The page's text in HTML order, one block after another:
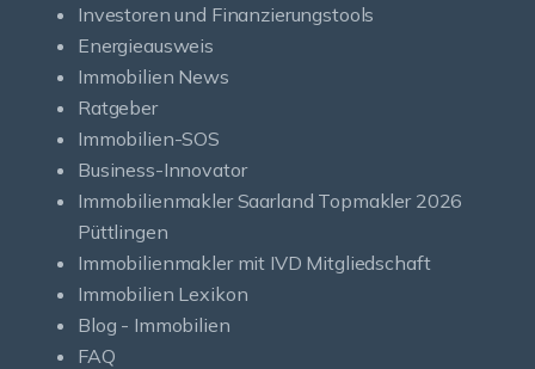
Investoren und Finanzierungstools
Energieausweis
Immobilien News
Ratgeber
Immobilien-SOS
Business-Innovator
Immobilienmakler Saarland Topmakler 2026
Püttlingen
Immobilienmakler mit IVD Mitgliedschaft
Immobilien Lexikon
Blog - Immobilien
FAQ